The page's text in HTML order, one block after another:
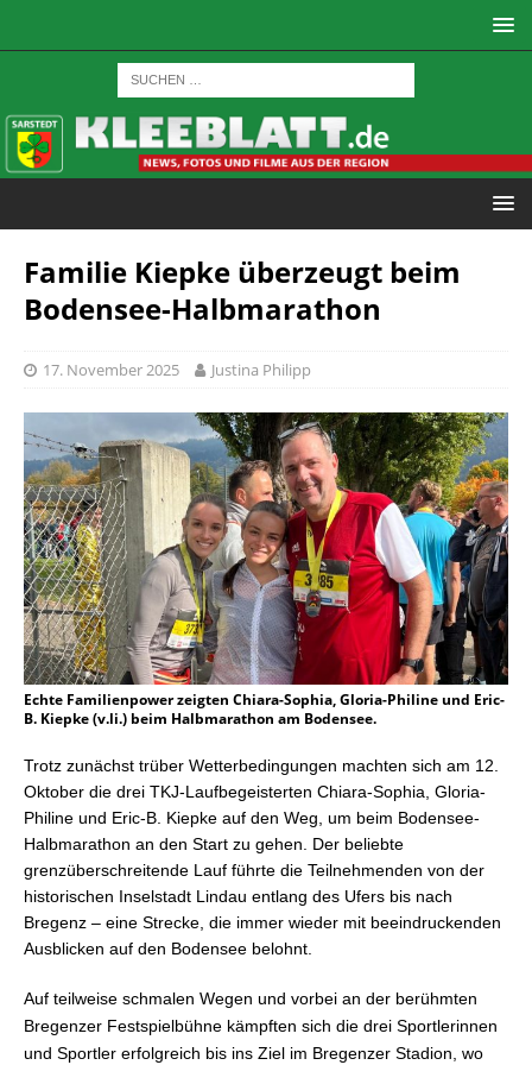
Familie Kiepke überzeugt beim
Bodensee-Halbmarathon
17. November 2025 Justina Philipp
Echte Familienpower zeigten Chiara-Sophia, Gloria-Philine und Eric-
B. Kiepke (v.li.) beim Halbmarathon am Bodensee.
Trotz zunächst trüber Wetterbedingungen machten sich am 12.
Oktober die drei TKJ-Laufbegeisterten Chiara-Sophia, Gloria-
Philine und Eric-B. Kiepke auf den Weg, um beim Bodensee-
Halbmarathon an den Start zu gehen. Der beliebte
grenzüberschreitende Lauf führte die Teilnehmenden von der
historischen Inselstadt Lindau entlang des Ufers bis nach
Bregenz – eine Strecke, die immer wieder mit beeindruckenden
Ausblicken auf den Bodensee belohnt.
Auf teilweise schmalen Wegen und vorbei an der berühmten
Bregenzer Festspielbühne kämpften sich die drei Sportlerinnen
und Sportler erfolgreich bis ins Ziel im Bregenzer Stadion, wo